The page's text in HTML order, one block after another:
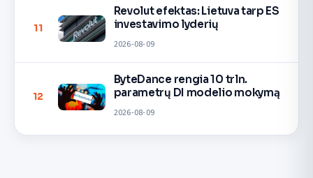
11
Revolut efektas: Lietuva tarp ES
investavimo lyderių
2026-08-09
12
ByteDance rengia 10 trln.
parametrų DI modelio mokymą
2026-08-09